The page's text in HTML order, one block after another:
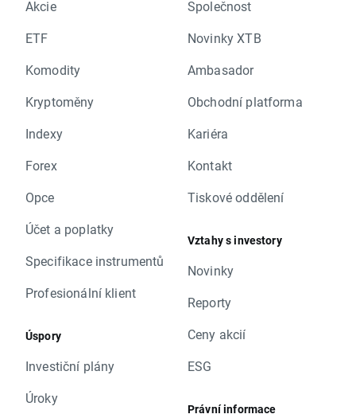
Akcie
ETF
Komodity
Kryptoměny
Indexy
Forex
Opce
Účet a poplatky
Specifikace instrumentů
Profesionální klient
Úspory
Investiční plány
Úroky
Společnost
Novinky XTB
Ambasador
Obchodní platforma
Kariéra
Kontakt
Tiskové oddělení
Vztahy s investory
Novinky
Reporty
Ceny akcií
ESG
Právní informace